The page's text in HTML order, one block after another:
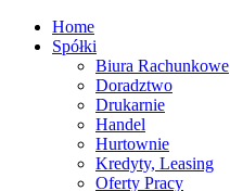
Home
Spółki
Biura Rachunkowe
Doradztwo
Drukarnie
Handel
Hurtownie
Kredyty, Leasing
Oferty Pracy